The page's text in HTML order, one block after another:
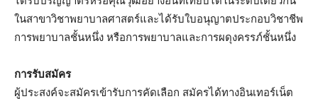
ในสาขาวิชาพยาบาลศาสตร์และได้รับใบอนุญาตประกอบวิชาชีพ
การพยาบาลชั้นหนึ่ง หรือการพยาบาลและการผดุงครรภ์ชั้นหนึ่ง
การรับสมัคร
ผู้ประสงค์จะสมัครเข้ารับการคัดเลือก สมัครได้ทางอินเทอร์เน็ต